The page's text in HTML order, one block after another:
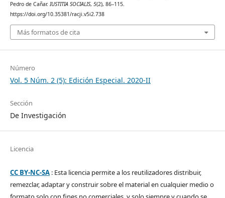
Pedro de Cañar. IUSTITIA SOCIALIS, 5(2), 86–115.
https://doi.org/10.35381/racji.v5i2.738
Más formatos de cita
Número
Vol. 5 Núm. 2 (5): Edición Especial. 2020-II
Sección
De Investigación
Licencia
CC BY-NC-SA: Esta licencia permite a los reutilizadores distribuir,
remezclar, adaptar y construir sobre el material en cualquier medio o